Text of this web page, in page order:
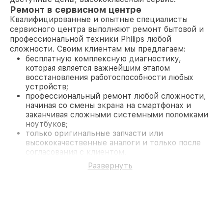
Ремонт в сервисном центре
Квалифицированные и опытные специалисты
сервисного центра выполняют ремонт бытовой и
профессиональной техники Philips любой
сложности. Своим клиентам мы предлагаем:
бесплатную комплексную диагностику,
которая является важнейшим этапом
восстановления работоспособности любых
устройств;
профессиональный ремонт любой сложности,
начиная со смены экрана на смартфонах и
заканчивая сложными системными поломками
ноутбуков;
только оригинальные запчасти или
высококачественные аналоги и только после
согласования с клиентом.
На все работы и замененные комплектующие
предоставляется длительная гарантия. В случае
Развернуть